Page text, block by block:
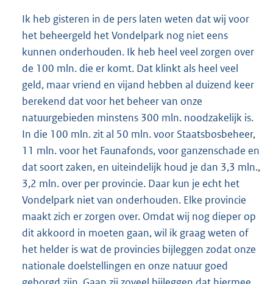
Ik heb gisteren in de pers laten weten dat wij voor
het beheergeld het Vondelpark nog niet eens
kunnen onderhouden. Ik heb heel veel zorgen over
de 100 mln. die er komt. Dat klinkt als heel veel
geld, maar vriend en vijand hebben al duizend keer
berekend dat voor het beheer van onze
natuurgebieden minstens 300 mln. noodzakelijk is.
In die 100 mln. zit al 50 mln. voor Staatsbosbeheer,
11 mln. voor het Faunafonds, voor ganzenschade en
dat soort zaken, en uiteindelijk houd je dan 3,3 mln.,
3,2 mln. over per provincie. Daar kun je echt het
Vondelpark niet van onderhouden. Elke provincie
maakt zich er zorgen over. Omdat wij nog dieper op
dit akkoord in moeten gaan, wil ik graag weten of
het helder is wat de provincies bijleggen zodat onze
nationale doelstellingen en onze natuur goed